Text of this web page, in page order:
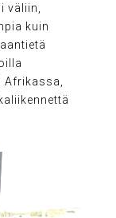
väliin,
kuin